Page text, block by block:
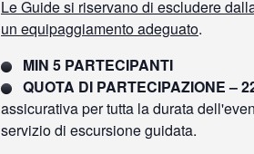
Le Guide si riservano di escludere
un equipaggiamento adeguato.
MIN 5 PARTECIPANTI
QUOTA DI PARTECIPAZIONE –
assicurativa per tutta la durata
servizio di escursione guidata.